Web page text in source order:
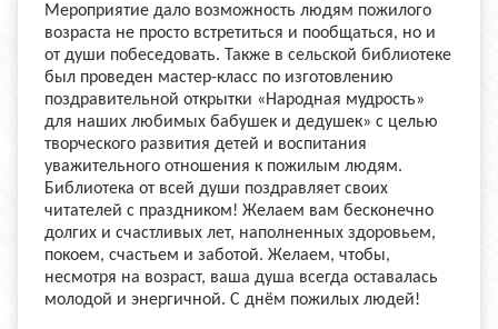
Мероприятие дало возможность людям пожилого
возраста не просто встретиться и пообщаться, но и
от души побеседовать. Также в сельской библиотеке
был проведен мастер-класс по изготовлению
поздравительной открытки «Народная мудрость»
для наших любимых бабушек и дедушек» с целью
творческого развития детей и воспитания
уважительного отношения к пожилым людям.
Библиотека от всей души поздравляет своих
читателей с праздником! Желаем вам бесконечно
долгих и счастливых лет, наполненных здоровьем,
покоем, счастьем и заботой. Желаем, чтобы,
несмотря на возраст, ваша душа всегда оставалась
молодой и энергичной. С днём пожилых людей!